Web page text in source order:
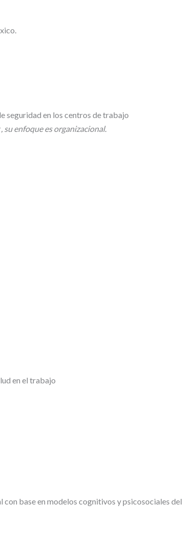
seguridad en los centros de trabajo
su enfoque es organizacional.
en el trabajo
base en modelos cognitivos y psicosociales del